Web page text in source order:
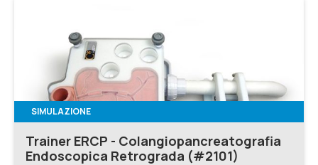
SIMULAZIONE
Trainer ERCP - Colangiopancreatografia
Endoscopica Retrograda (#2101)